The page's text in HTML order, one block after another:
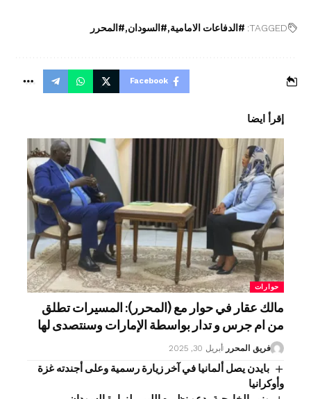
TAGGED: #الدفاعات الامامية #السودان #المحرر
Facebook
إقرأ ايضا
حوارات
مالك عقار في حوار مع (المحرر): المسيرات تطلق
من ام جرس و تدار بواسطة الإمارات وسنتصدى لها
فريق المحرر أبريل 30, 2025
بايدن يصل ألمانيا في آخر زيارة رسمية وعلى أجندته غزة
وأوكرانيا